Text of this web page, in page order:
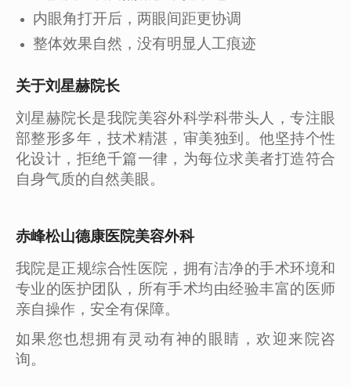
内眼角打开后，两眼间距更协调
整体效果自然，没有明显人工痕迹
关于刘星赫院长
刘星赫院长是我院美容外科学科带头人，专注眼
部整形多年，技术精湛，审美独到。他坚持个性
化设计，拒绝千篇一律，为每位求美者打造符合
自身气质的自然美眼。
赤峰松山德康医院美容外科
我院是正规综合性医院，拥有洁净的手术环境和
专业的医护团队，所有手术均由经验丰富的医师
亲自操作，安全有保障。
如果您也想拥有灵动有神的眼睛，欢迎来院咨
询。